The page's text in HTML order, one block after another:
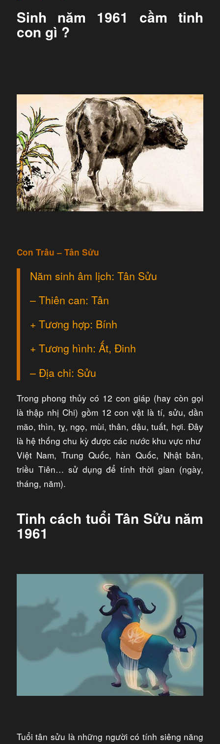
Sinh năm 1961 cầm tinh
con gì ?
Con Trâu – Tân Sửu
Năm sinh âm lịch: Tân Sửu
– Thiên can: Tân
+ Tương hợp: Bính
+ Tương hình: Ất, Đinh
– Địa chi: Sửu
Trong phong thủy có 12 con giáp (hay còn gọi
là thập nhị Chi) gồm 12 con vật là tí, sửu, dần
mão, thìn, tỵ, ngọ, mùi, thân, dậu, tuất, hợi. Đây
là hệ thống chu kỳ được các nước khu vực như
Việt Nam, Trung Quốc, hàn Quốc, Nhật bản,
triều Tiên… sử dụng để tính thời gian (ngày,
tháng, năm).
Tinh cách tuổi Tân Sửu năm
1961
Tuổi tân sửu là những người có tính siêng năng